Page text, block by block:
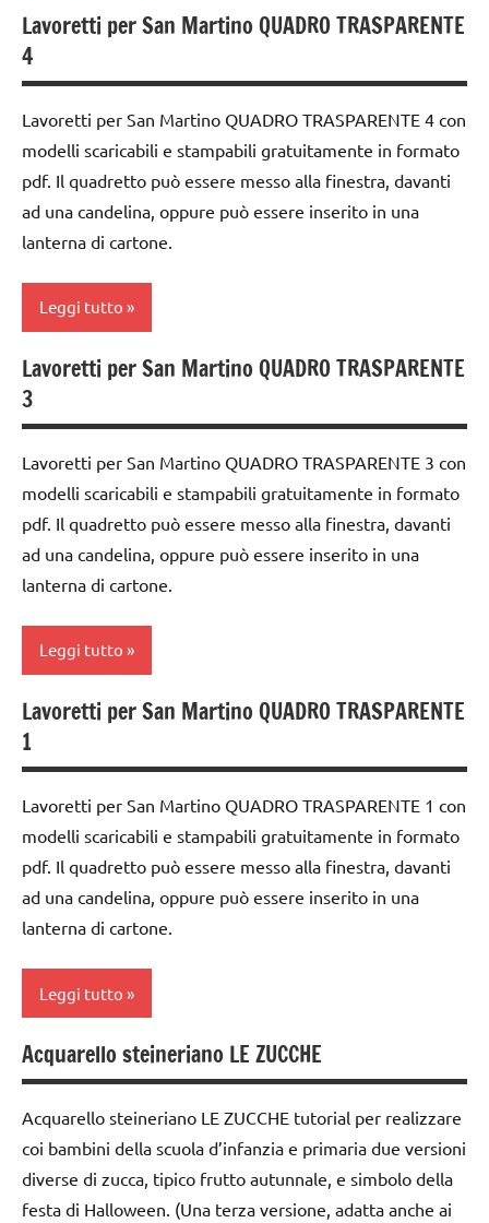
TUTTI GLI
ARGOMENTI
ARTICOLI
4a
classe
dai
6
anni
DOWNLOAD
FESTE
DELL'ANNO
DIDATTICA
papercutting
PEDAGOGIE
Martino
Steiner
tecniche
TUTTI GLI
PER ETA'
TUTTI GLI
ARTE
Waldorf
carta
cartamodelli
classe
3a
4a
classe
dai
6
anni
DOWNLOAD
FESTE
DELL'ANNO
DIDATTICA
papercutting
San
Martino
STAGIONI
varie
TUTORIAL
TUTTI GLI
ARGOMENTI
PER ETA'
TUTTI GLI
ARTICOLI
Lavoretti per San Martino QUADRO TRASPARENTE
4
Lavoretti per San Martino QUADRO TRASPARENTE 4 con
modelli scaricabili e stampabili gratuitamente in formato
pdf. Il quadretto può essere messo alla finestra, davanti
ad una candelina, oppure può essere inserito in una
lanterna di cartone.
Leggi tutto
ARTE
Waldorf
carta
cartamodelli
classe
3a
4a
classe
dai
6
anni
DOWNLOAD
FESTE
DELL'ANNO
DIDATTICA
WALDORF
papercutting
Lavoretti per San Martino QUADRO TRASPARENTE
3
Lavoretti per San Martino QUADRO TRASPARENTE 3 con
modelli scaricabili e stampabili gratuitamente in formato
pdf. Il quadretto può essere messo alla finestra, davanti
ad una candelina, oppure può essere inserito in una
lanterna di cartone.
Leggi tutto
ARTE
Waldorf
carta
cartamodelli
classe
3a
4a
dai
6
Lavoretti per San Martino QUADRO TRASPARENTE
1
Lavoretti per San Martino QUADRO TRASPARENTE 1 con
modelli scaricabili e stampabili gratuitamente in formato
pdf. Il quadretto può essere messo alla finestra, davanti
ad una candelina, oppure può essere inserito in una
lanterna di cartone.
Leggi tutto
ARTE
IMMAGINE
arte
Waldorf
Acquarello steineriano LE ZUCCHE
Acquarello steineriano LE ZUCCHE tutorial per realizzare
coi bambini della scuola d’infanzia e primaria due versioni
diverse di zucca, tipico frutto autunnale, e simbolo della
festa di Halloween. (Una terza versione, adatta anche ai